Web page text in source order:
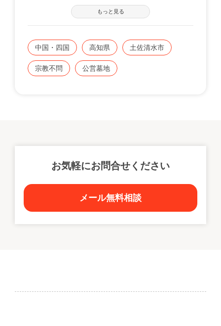
【募集の詳細について】
管轄の自治体窓口へお問い合わせください。
※申込に際する諸条件がございます。
既にこちらに区画をお持ちの方で、お持ちのお墓を建
てる、直す、引越すなどをご検討の方は、専門のスタ
ッフが無料でご相談をお受けします。
もっと見る
中国・四国 高知県 土佐清水市
宗教不問 公営墓地
お気軽にお問合せください
メール無料相談